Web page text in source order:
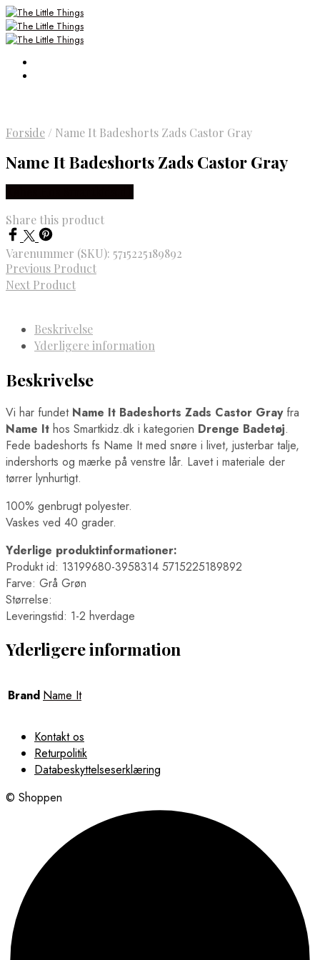
Forside / Name It Badeshorts Zads Castor Gray
Name It Badeshorts Zads Castor Gray
Share this product
Varenummer (SKU): 5715225189892
Previous Product
Next Product
Beskrivelse
Yderligere information
Beskrivelse
Vi har fundet Name It Badeshorts Zads Castor Grayfra
Name It hos Smartkidz.dk i kategorien Drenge Badetøj.
Fede badeshorts fs Name It med snøre i livet, justerbar talje,
indershorts og mærke på venstre lår. Lavet i materiale der
tørrer lynhurtigt.
100% genbrugt polyester.
Vaskes ved 40 grader.
Yderlige produktinformationer:
Produkt id: 13199680-3958314 5715225189892
Farve: Grå Grøn
Størrelse:
Leveringstid: 1-2 hverdage
Yderligere information
Brand Name It
Kontakt os
Returpolitik
Databeskyttelseserklæring
© Shoppen